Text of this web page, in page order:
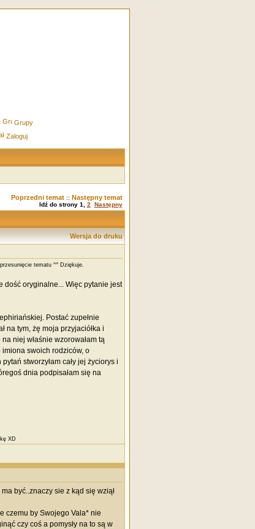
Grupy
Zaloguj
Poprzedni temat:: Następny temat
Idź do strony 1 2 Następny
Wersja do druku
tematu ^^ Dziękuje.
dość oryginalne... Więc pytanie jest
Postać zupełnie
na tym, żę moja przyjaciółka i
niej właśnie wzorowałam tą
imiona swoich rodziców, o
stworzyłam cały jej życiorys i
dnia podpisałam się na
XD
być..znaczy sie z kąd się wziął
czemu by Swojego Vala* nie
czy coś a pomysły na to są w